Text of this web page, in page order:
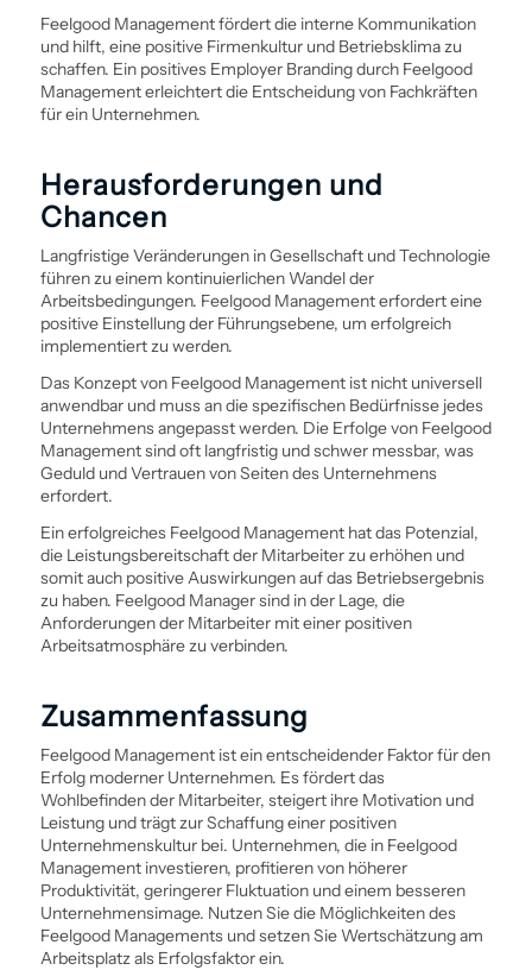
Feelgood Management fördert die interne Kommunikation
und hilft, eine positive Firmenkultur und Betriebsklima zu
schaffen. Ein positives Employer Branding durch Feelgood
Management erleichtert die Entscheidung von Fachkräften
für ein Unternehmen.
Herausforderungen und
Chancen
Langfristige Veränderungen in Gesellschaft und Technologie
führen zu einem kontinuierlichen Wandel der
Arbeitsbedingungen. Feelgood Management erfordert eine
positive Einstellung der Führungsebene, um erfolgreich
implementiert zu werden.
Das Konzept von Feelgood Management ist nicht universell
anwendbar und muss an die spezifischen Bedürfnisse jedes
Unternehmens angepasst werden. Die Erfolge von Feelgood
Management sind oft langfristig und schwer messbar, was
Geduld und Vertrauen von Seiten des Unternehmens
erfordert.
Ein erfolgreiches Feelgood Management hat das Potenzial,
die Leistungsbereitschaft der Mitarbeiter zu erhöhen und
somit auch positive Auswirkungen auf das Betriebsergebnis
zu haben. Feelgood Manager sind in der Lage, die
Anforderungen der Mitarbeiter mit einer positiven
Arbeitsatmosphäre zu verbinden.
Zusammenfassung
Feelgood Management ist ein entscheidender Faktor für den
Erfolg moderner Unternehmen. Es fördert das
Wohlbefinden der Mitarbeiter, steigert ihre Motivation und
Leistung und trägt zur Schaffung einer positiven
Unternehmenskultur bei. Unternehmen, die in Feelgood
Management investieren, profitieren von höherer
Produktivität, geringerer Fluktuation und einem besseren
Unternehmensimage. Nutzen Sie die Möglichkeiten des
Feelgood Managements und setzen Sie Wertschätzung am
Arbeitsplatz als Erfolgsfaktor ein.